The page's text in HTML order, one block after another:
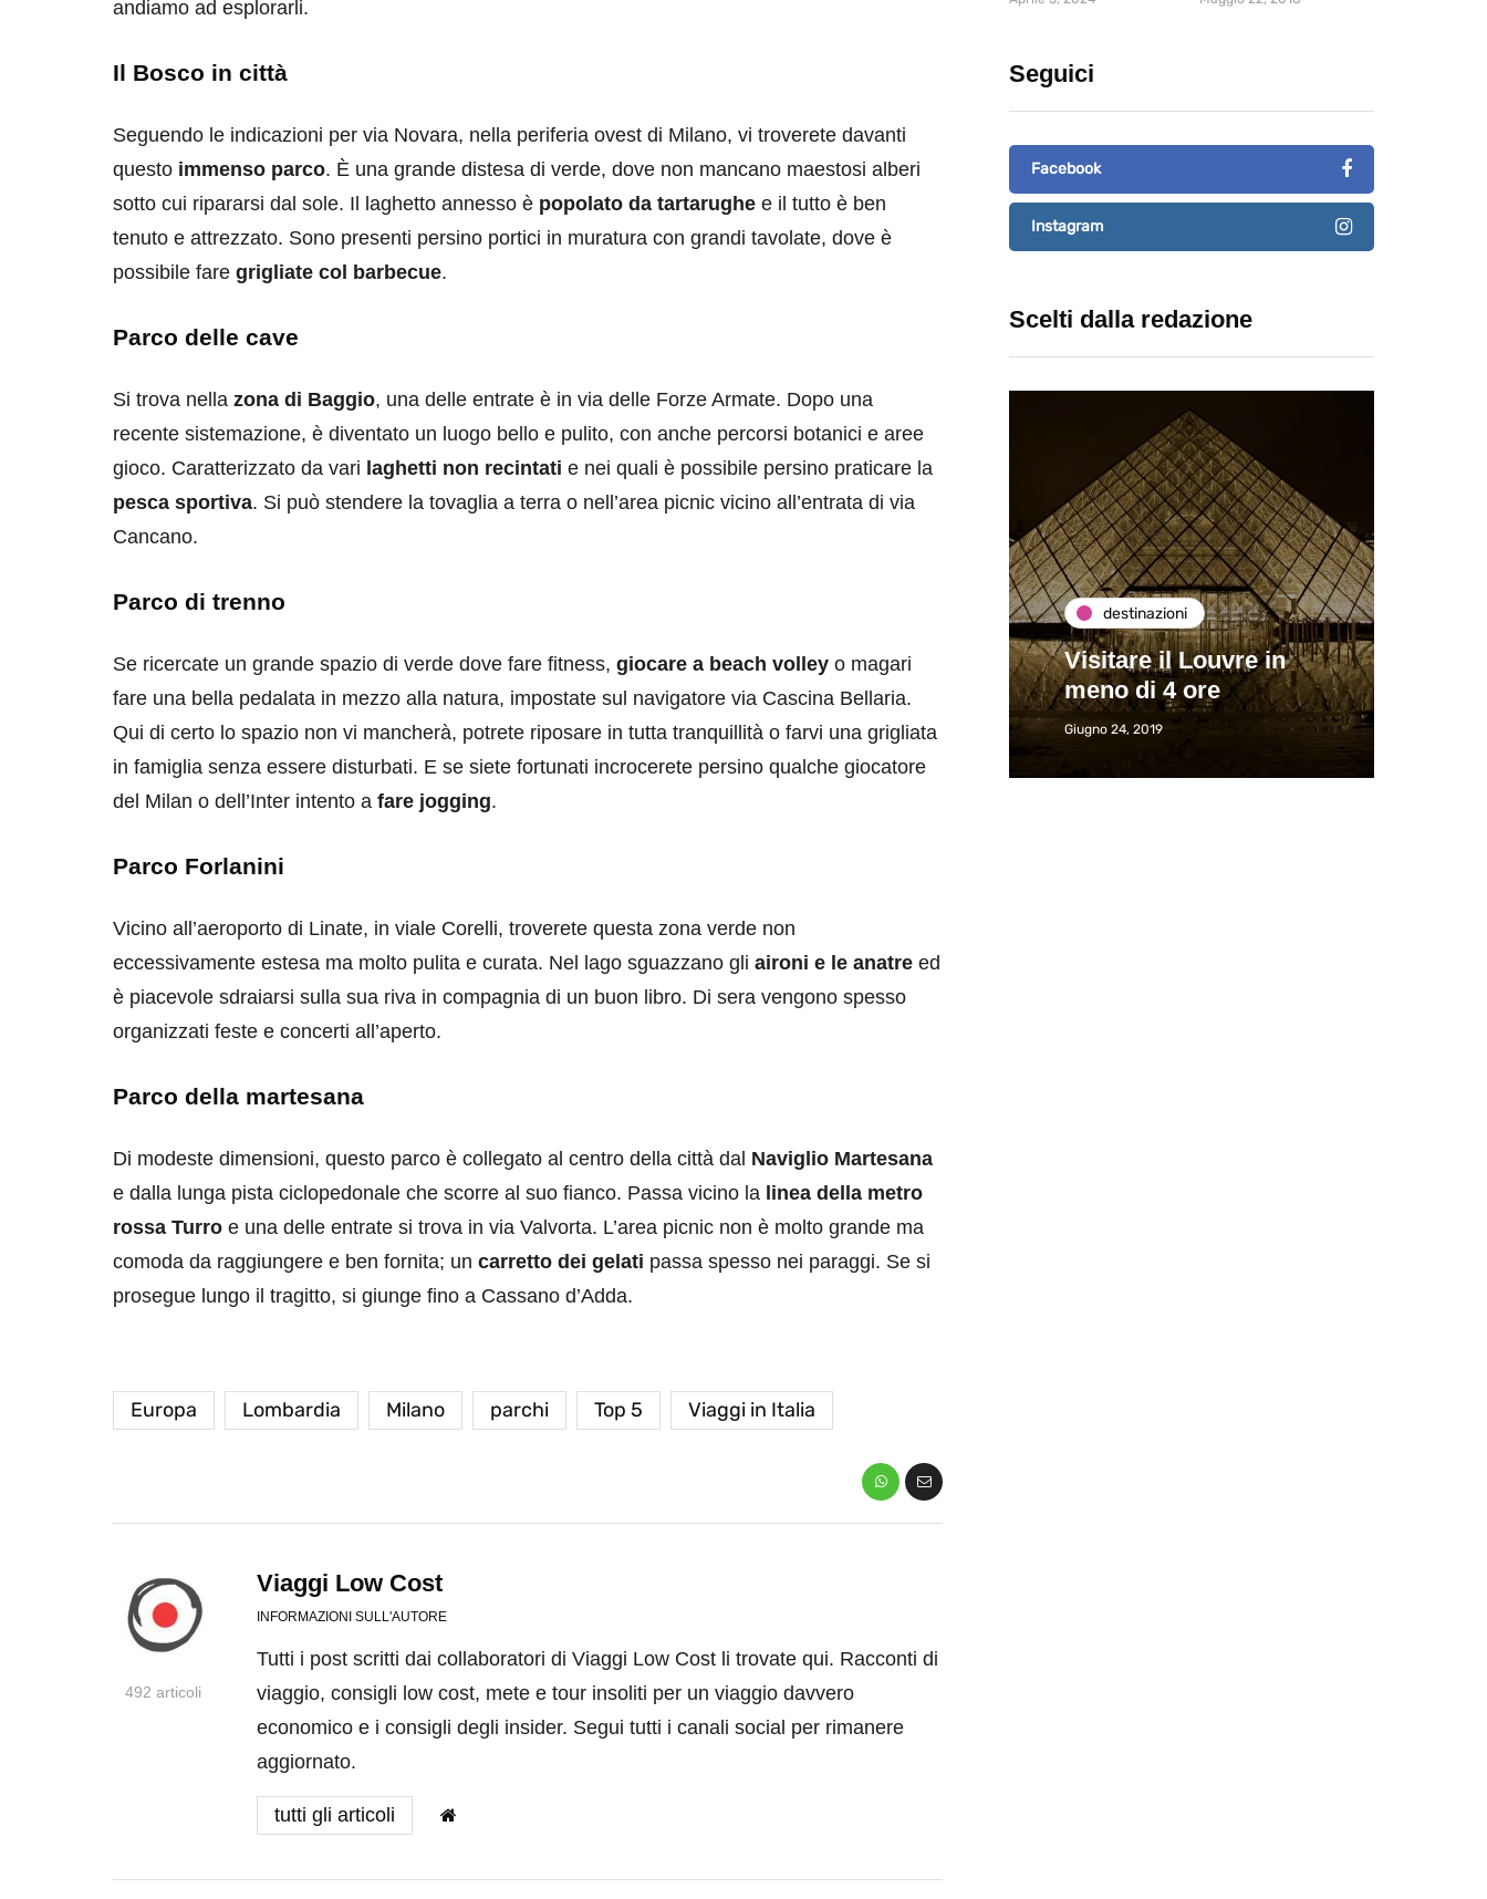
andiamo ad esplorarli.
Il Bosco in città
Seguendo le indicazioni per via Novara, nella periferia ovest di Milano, vi troverete davanti
questo immenso parco. È una grande distesa di verde, dove non mancano maestosi alberi
sotto cui ripararsi dal sole. Il laghetto annesso è popolato da tartarughe e il tutto è ben
tenuto e attrezzato. Sono presenti persino portici in muratura con grandi tavolate, dove è
possibile fare grigliate col barbecue.
Parco delle cave
Si trova nella zona di Baggio, una delle entrate è in via delle Forze Armate. Dopo una
recente sistemazione, è diventato un luogo bello e pulito, con anche percorsi botanici e aree
gioco. Caratterizzato da vari laghetti non recintati e nei quali è possibile persino praticare la
pesca sportiva. Si può stendere la tovaglia a terra o nell’area picnic vicino all’entrata di via
Cancano.
Parco di trenno
Se ricercate un grande spazio di verde dove fare fitness, giocare a beach volley o magari
fare una bella pedalata in mezzo alla natura, impostate sul navigatore via Cascina Bellaria.
Qui di certo lo spazio non vi mancherà, potrete riposare in tutta tranquillità o farvi una grigliata
in famiglia senza essere disturbati. E se siete fortunati incrocerete persino qualche giocatore
del Milan o dell’Inter intento a fare jogging.
Parco Forlanini
Vicino all’aeroporto di Linate, in viale Corelli, troverete questa zona verde non
eccessivamente estesa ma molto pulita e curata. Nel lago sguazzano gli aironi e le anatre ed
è piacevole sdraiarsi sulla sua riva in compagnia di un buon libro. Di sera vengono spesso
organizzati feste e concerti all’aperto.
Parco della martesana
Di modeste dimensioni, questo parco è collegato al centro della città dal Naviglio Martesana
e dalla lunga pista ciclopedonale che scorre al suo fianco. Passa vicino la linea della metro
rossa Turro e una delle entrate si trova in via Valvorta. L’area picnic non è molto grande ma
comoda da raggiungere e ben fornita; un carretto dei gelati passa spesso nei paraggi. Se si
prosegue lungo il tragitto, si giunge fino a Cassano d’Adda.
Europa Lombardia Milano parchi Top 5 Viaggi in Italia
Seguici
Facebook
Instagram
Scelti dalla redazione
il Louvre in
di 4 ore
Paros e la Grecia di
Immaturi il Viaggio
Giugno 26, 2013
Eventi di aprile 2026 a
Rimini e dintorni
Marzo 31, 2026
destinazioni
Visitare il Louvre in
meno di 4 ore
Giugno 24, 2019
492 articoli
Viaggi Low Cost
INFORMAZIONI SULL'AUTORE
Tutti i post scritti dai collaboratori di Viaggi Low Cost li trovate qui. Racconti di
viaggio, consigli low cost, mete e tour insoliti per un viaggio davvero
economico e i consigli degli insider. Segui tutti i canali social per rimanere
aggiornato.
tutti gli articoli